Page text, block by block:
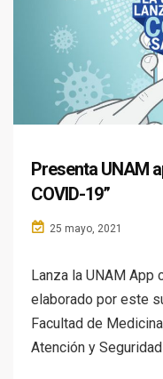
Presenta UNAM
COVID-19”
25 mayo, 2021
Lanza la UNAM App
elaborado por este
Facultad de
Atención y